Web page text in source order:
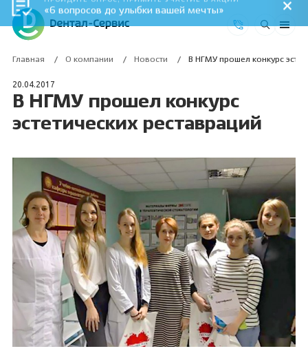
Главная О компании Новости В НГМУ прошел конкурс
20.04.2017
В НГМУ прошел конкурс
эстетических реставраций
ПРОЙДИТЕ ОПРОС, ПРИМИТЕ УЧАСТИЕ В АКЦИИ
«6 вопросов до улыбки вашей мечты»